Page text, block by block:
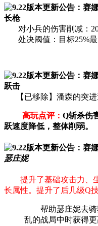
长枪
对小兵的伤害削减：
处决阈值：目标25%最
跃击
【已移除】潘森的突进
高玩点评： Q斩杀伤
跃速度降低，整体削弱。
瑟庄妮
提升了基础攻击力、
长属性。提升了后几级Q
帮助瑟庄妮去骑
乱的战局中时获得更